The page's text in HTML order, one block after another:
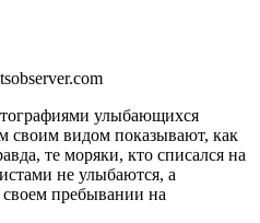
улыбающихся
своим видом показывают, как
те моряки, кто списался на
не улыбаются, а
пребывании на